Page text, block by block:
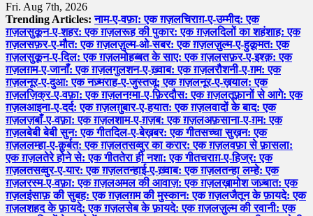
Fri. Aug 7th, 2026
Trending Articles: नाम-ए-वफ़ा: एक ग़ज़लचिराग़-ए-उम्मीद: एक
ग़ज़लसुकून-ए-शहर: एक ग़ज़लरूह की पुकार: एक ग़ज़लदिलों का शहंशाह: एक
ग़ज़लसफ़र-ए-मौत: एक ग़ज़लज़ुल्म-ओ-सबर: एक ग़ज़लज़ुल्म-ए-हुक़ूमत: एक
ग़ज़लसुकून-ए-दिल: एक ग़ज़लमोहब्बत के साए: एक ग़ज़लसफ़र-ए-इश्क़: एक
ग़ज़लग़म-ए-जानाँ: एक ग़ज़लगुलशन-ए-ख़्वाब: एक ग़ज़लरौशनी-ए-ग़म: एक
ग़ज़लनूर-ए-दुआ: एक नज़्मराह-ए-जुस्तजू: एक ग़ज़लनूर-ए-ख़याल: एक
ग़ज़लज़िक्र-ए-वफ़ा: एक ग़ज़लनग़्मा-ए-फ़िरदौस: एक ग़ज़लतूफ़ानों से आगे: एक
ग़ज़लआइना-ए-दर्द: एक ग़ज़लग़ुबार-ए-हयात: एक ग़ज़लवादों के बाद: एक
ग़ज़लज़बाँ-ए-वफ़ा: एक ग़ज़लशाम-ए-ग़ज़ब: एक ग़ज़लअफ़साना-ए-ग़म: एक
ग़ज़लबेबी बेबी सुन: एक गीतदिल-ए-बेख़बर: एक गीतसच्चा सुख़न: एक
ग़ज़ललम्हा-ए-क़ुर्बत: एक ग़ज़लतसव्वुर का करार: एक ग़ज़लवफ़ा से फ़ासला:
एक ग़ज़लतेरे होने से: एक गीततेरा ही नशा: एक गीतचराग़-ए-हिज्र: एक
ग़ज़लतसव्वुर-ए-यार: एक ग़ज़लतन्हाई-ए-ख़्वाब: एक ग़ज़लतन्हा लम्हे: एक
ग़ज़लरस्म-ए-वफ़ा: एक ग़ज़लअमल की आवाज़: एक ग़ज़लख़ामोश जज़्बात: एक
ग़ज़लइंसाफ़ की सुबह: एक ग़ज़लग़म की मुस्कान: एक ग़ज़लजैतून के फ़ायदे: एक
ग़ज़लशहद के फ़ायदे: एक ग़ज़लसेब के फ़ायदे: एक ग़ज़लज़ुल्म की रवानी: एक